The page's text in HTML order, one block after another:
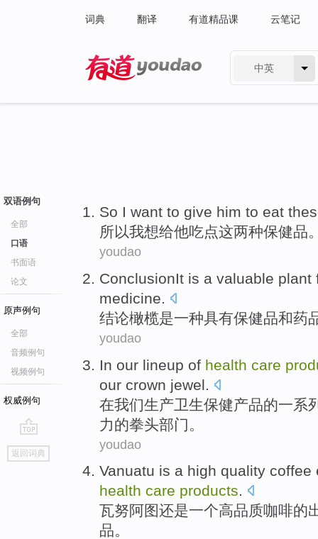
词典 翻译 有道精品课 云笔记
中英
双语例句
全部
口语
书面语
论文
原声例句
全部
音频例句
视频例句
权威例句
go
top
返回词典
So I want to give him to eat
所以我想给他吃点这两种保健品
youdao
ConclusionIt is a valuable plant
medicine.
结论橄榄是一种具有保健品和药
youdao
In our lineup of health care
our crown jewel
在我们生产卫生保健产品的一系
力的拳头部门。
youdao
Vanuatu is a high quality coffee
health care products.
瓦努阿图还是一个高品质咖啡的
品。